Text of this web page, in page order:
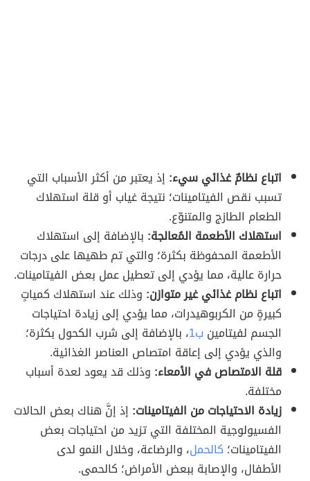
اتباع نظامٌ غذائي سيء: إذ يعتبر من أكثر الأسباب التي
تسبب نقص الفيتامينات؛ نتيجة غياب أو قلة استهلاك
الطعام الطازج والمتنوّع.
استهلاك الأطعمة المُعالجة: بالإضافة إلى استهلاك
الأطعمة المحفوظة بكثرة؛ والتي تم طهيها على درجات
حرارة عالية، مما يؤدي إلى تعطيل عمل بعض الفيتامينات.
اتباع نظام غذائي غير متوازن: وذلك عند استهلاك كمياتٍ
كبيرةٍ من الكربوهيدرات، مما يؤدي إلى زيادة احتياجات
الجسم لفيتامين ب1 ، بالإضافة إلى شرب الكحول بكثرة؛
والذي يؤدي إلى إعاقة امتصاص العناصر الغذائية.
قلة الامتصاص في الأمعاء: وذلك قد يعود لعدة أسباب
مختلفة.
زيادة الاحتياجات من الفيتامينات: إذ إنَّ هناك بعض الحالات
الفسيولوجية المختلفة التي تزيد من احتياجات بعض
الفيتامينات؛ كالحمل، والرضاعة، وخلال النمو لدى
الأطفال، والإصابة ببعض الأمراض؛ كالحمى.